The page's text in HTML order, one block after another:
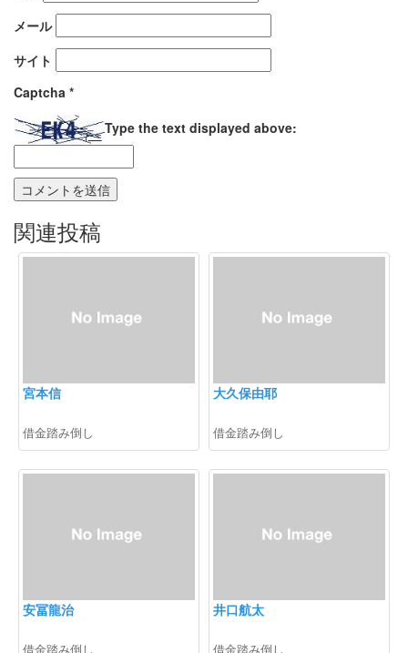
メール
サイト
Captcha *
Type the text displayed above:
関連投稿
宮本信
借金踏み倒し
大久保由耶
借金踏み倒し
安冨龍治
借金踏み倒し
井口航太
借金踏み倒し